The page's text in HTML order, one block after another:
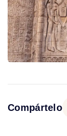
Compártelo